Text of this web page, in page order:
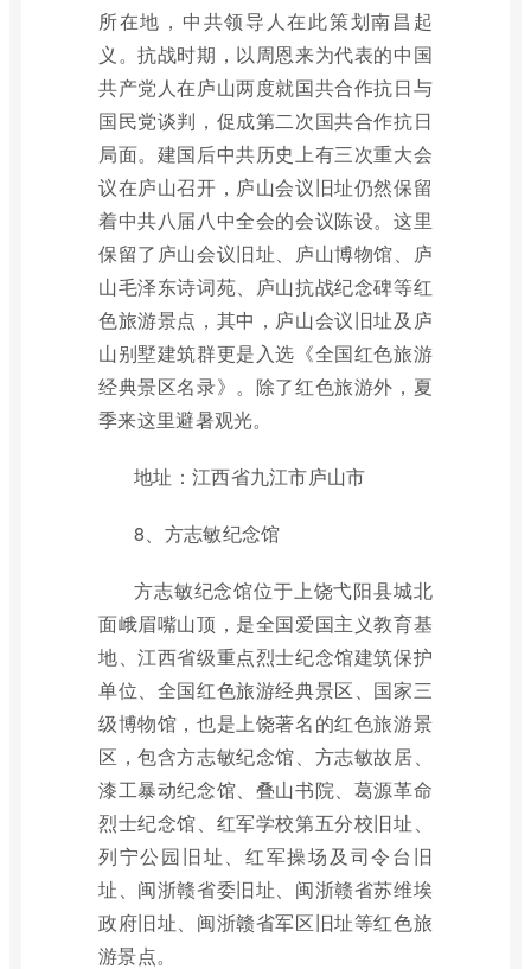
所在地，中共领导人在此策划南昌起
义。抗战时期，以周恩来为代表的中国
共产党人在庐山两度就国共合作抗日与
国民党谈判，促成第二次国共合作抗日
局面。建国后中共历史上有三次重大会
议在庐山召开，庐山会议旧址仍然保留
着中共八届八中全会的会议陈设。这里
保留了庐山会议旧址、庐山博物馆、庐
山毛泽东诗词苑、庐山抗战纪念碑等红
色旅游景点，其中，庐山会议旧址及庐
山别墅建筑群更是入选《全国红色旅游
经典景区名录》。除了红色旅游外，夏
季来这里避暑观光。
地址：江西省九江市庐山市
8、方志敏纪念馆
方志敏纪念馆位于上饶弋阳县城北
面峨眉嘴山顶，是全国爱国主义教育基
地、江西省级重点烈士纪念馆建筑保护
单位、全国红色旅游经典景区、国家三
级博物馆，也是上饶著名的红色旅游景
区，包含方志敏纪念馆、方志敏故居、
漆工暴动纪念馆、叠山书院、葛源革命
烈士纪念馆、红军学校第五分校旧址、
列宁公园旧址、红军操场及司令台旧
址、闽浙赣省委旧址、闽浙赣省苏维埃
政府旧址、闽浙赣省军区旧址等红色旅
游景点。